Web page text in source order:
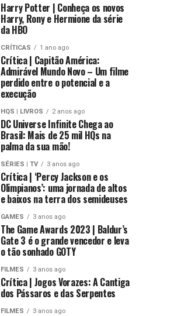
Harry Potter | Conheça os novos
Harry, Rony e Hermione da série
da HBO
CRÍTICAS 1 ano ago
Crítica | Capitão América:
Admirável Mundo Novo – Um filme
perdido entre o potencial e a
execução
HQS | LIVROS 2 anos ago
DC Universe Infinite Chega ao
Brasil: Mais de 25 mil HQs na
palma da sua mão!
SÉRIES | TV 3 anos ago
Crítica | ‘Percy Jackson e os
Olimpianos’: uma jornada de altos
e baixos na terra dos semideuses
GAMES 3 anos ago
The Game Awards 2023 | Baldur’s
Gate 3 é o grande vencedor e leva
o tão sonhado GOTY
FILMES 3 anos ago
Crítica | Jogos Vorazes: A Cantiga
dos Pássaros e das Serpentes
FILMES 3 anos ago